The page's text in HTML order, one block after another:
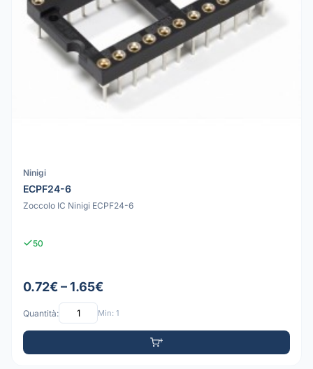
Ninigi
ECPF24-6
Zoccolo IC Ninigi ECPF24-6
50
0.72€ – 1.65€
Quantità: Min: 1